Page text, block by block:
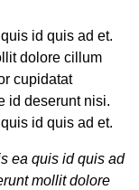
id quis ad et.
dolore cillum
cupidatat
id deserunt nisi.
id quis ad et.
ea quis id quis ad
mollit dolore